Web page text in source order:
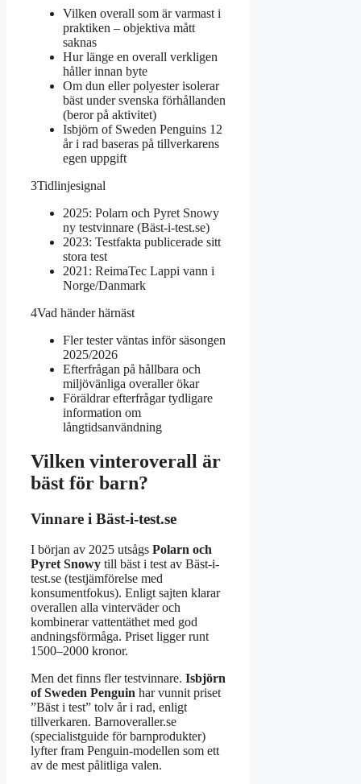
Vilken overall som är varmast i
praktiken – objektiva mått
saknas
Hur länge en overall verkligen
håller innan byte
Om dun eller polyester isolerar
bäst under svenska förhållanden
(beror på aktivitet)
Isbjörn of Sweden Penguins 12
år i rad baseras på tillverkarens
egen uppgift
3Tidlinjesignal
2025: Polarn och Pyret Snowy
ny testvinnare (Bäst-i-test.se)
2023: Testfakta publicerade sitt
stora test
2021: ReimaTec Lappi vann i
Norge/Danmark
4Vad händer härnäst
Fler tester väntas inför säsongen
2025/2026
Efterfrågan på hållbara och
miljövänliga overaller ökar
Föräldrar efterfrågar tydligare
information om
långtidsanvändning
Vilken vinteroverall är
bäst för barn?
Vinnare i Bäst-i-test.se
I början av 2025 utsågs Polarn och
Pyret Snowy till bäst i test av Bäst-i-
test.se (testjämförelse med
konsumentfokus). Enligt sajten klarar
overallen alla vinterväder och
kombinerar vattentäthet med god
andningsförmåga. Priset ligger runt
1500–2000 kronor.
Men det finns fler testvinnare. Isbjörn
of Sweden Penguin har vunnit priset
”Bäst i test” tolv år i rad, enligt
tillverkaren. Barnoveraller.se
(specialistguide för barnprodukter)
lyfter fram Penguin-modellen som ett
av de mest pålitliga valen.